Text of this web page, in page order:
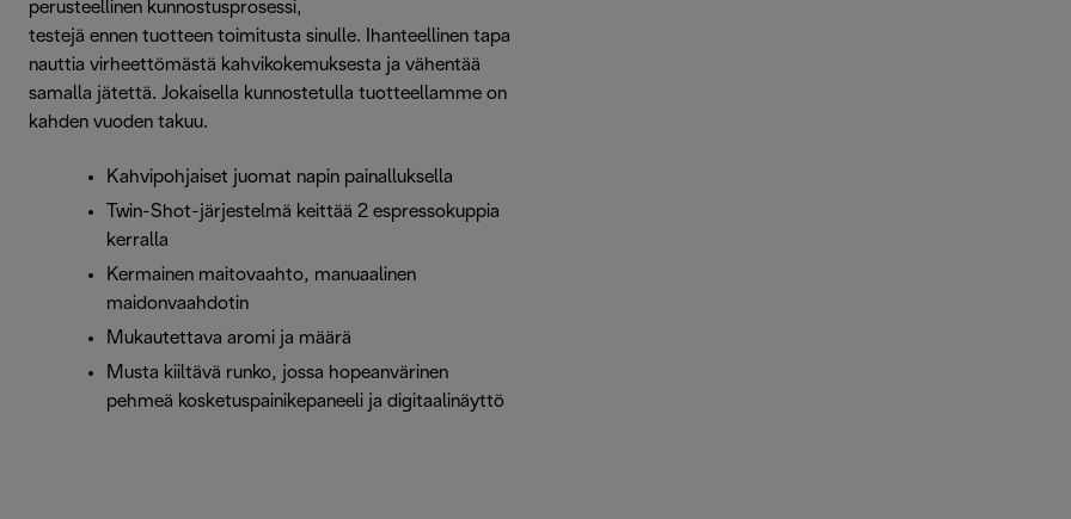
perusteellinen kunnostusprosessi, johon sisältyy useita
testejä ennen tuotteen toimitusta sinulle. Ihanteellinen tapa
nauttia virheettömästä kahvikokemuksesta ja vähentää
samalla jätettä. Jokaisella kunnostetulla tuotteellamme on
kahden vuoden takuu.
Kahvipohjaiset juomat napin painalluksella
Twin-Shot-järjestelmä keittää 2 espressokuppia
kerralla
Kermainen maitovaahto, manuaalinen
maidonvaahdotin
Mukautettava aromi ja määrä
Musta kiiltävä runko, jossa hopeanvärinen
pehmeä kosketuspainikepaneeli ja digitaalinäyttö